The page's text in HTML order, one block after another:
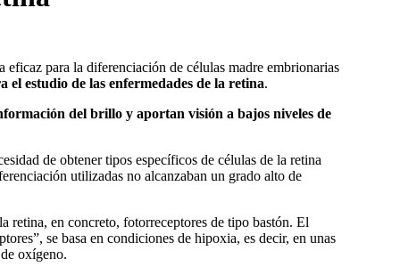
para la diferenciación de células madre embrionarias
el estudio de las enfermedades de la retina.
del brillo y aportan visión a bajos niveles de
de obtener tipos específicos de células de la retina
utilizadas no alcanzaban un grado alto de
retina, en concreto, fotorreceptores de tipo bastón. El
se basa en condiciones de hipoxia, es decir, en unas
oxígeno.